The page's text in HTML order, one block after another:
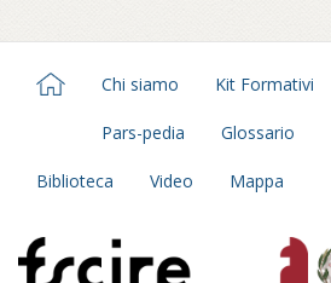
Chi siamo Kit Formativi
Pars-pedia Glossario
Biblioteca Video Mappa